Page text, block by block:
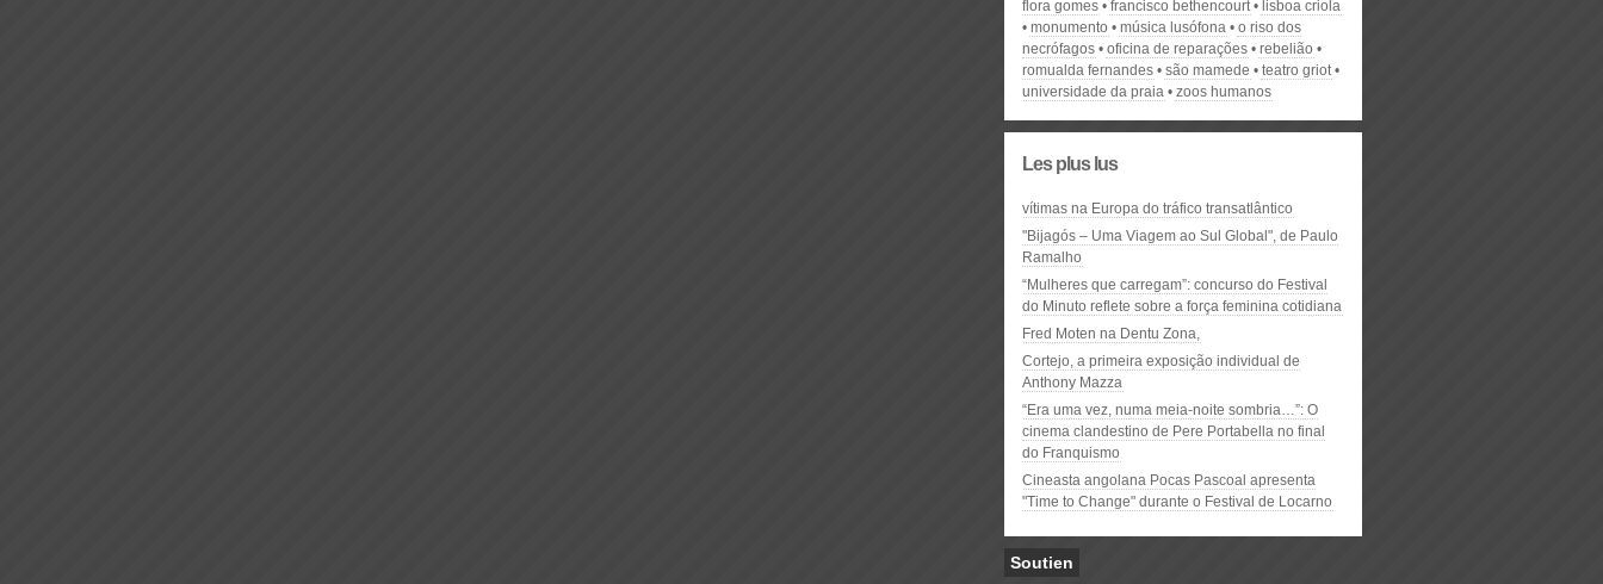
flora gomes
francisco bethencourt
lisboa criola
monumento
música lusófona
o riso dos
necrófagos
oficina de reparações
rebelião
romualda fernandes
são mamede
teatro griot
universidade da praia
zoos humanos
Les plus lus
vítimas na Europa do tráfico transatlântico
"Bijagós – Uma Viagem ao Sul Global", de Paulo
Ramalho
“Mulheres que carregam”: concurso do Festival
do Minuto reflete sobre a força feminina cotidiana
Fred Moten na Dentu Zona,
Cortejo, a primeira exposição individual de
Anthony Mazza
“Era uma vez, numa meia-noite sombria…”: O
cinema clandestino de Pere Portabella no final
do Franquismo
Cineasta angolana Pocas Pascoal apresenta
"Time to Change" durante o Festival de Locarno
Soutien